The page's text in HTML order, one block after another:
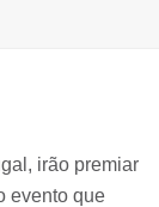
irão premiar
evento que